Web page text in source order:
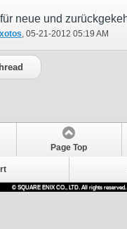
‎, 05-21-2012 05:19 AM
Page Top
© SQUARE ENIX CO., LTD. All rights reserved.